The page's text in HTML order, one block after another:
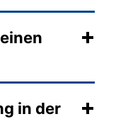
in der